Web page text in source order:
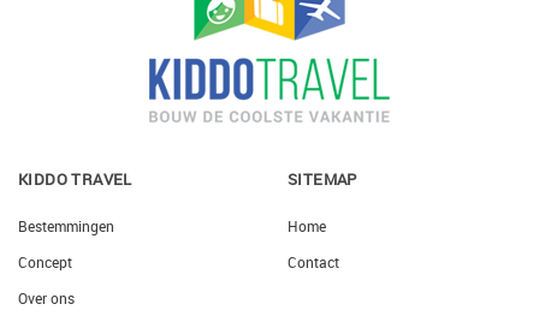
KIDDO TRAVEL
Bestemmingen
Concept
Over ons
SITEMAP
Home
Contact